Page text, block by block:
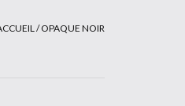
/OPAQUE NOIR